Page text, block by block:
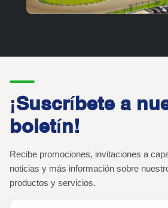
¡Suscríbete a
boletín!
Recibe promociones, invitaciones a
noticias y más información sobre
productos y servicios.